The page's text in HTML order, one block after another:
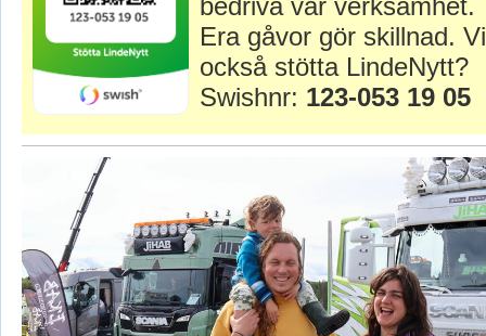
bedriva vår verksamhet.
Era gåvor gör skillnad.
också stötta LindeNytt?
Swishnr: 123-053 19 05